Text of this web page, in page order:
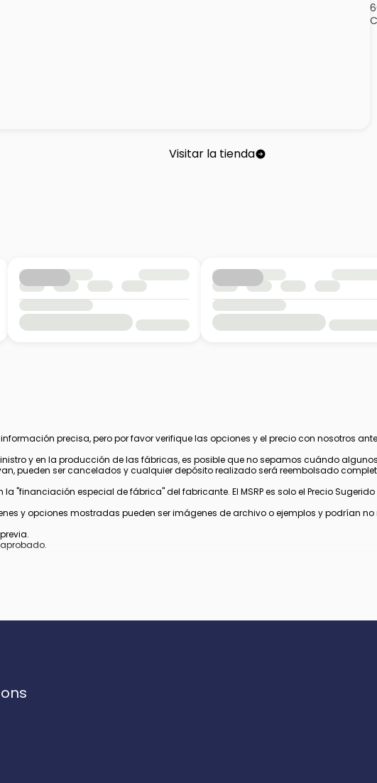
Visitar la tienda
precisa, pero por favor verifique las opciones y el precio con nosotros
y en la producción de las fábricas, es posible que no sepamos cuándo
pueden ser cancelados y cualquier depósito realizado será reembolsado
"financiación especial de fábrica" del fabricante. El MSRP es solo el Precio
y opciones mostradas pueden ser imágenes de archivo o ejemplos y podrían
estímulos aplicables. Pueden aplicar descuentos y estímulos adicionales para